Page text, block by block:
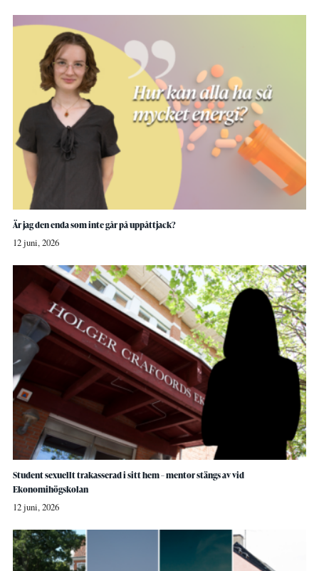
Är jag den enda som inte går på uppåttjack?
12 juni, 2026
Student sexuellt trakasserad i sitt hem – mentor stängs av vid
Ekonomihögskolan
12 juni, 2026